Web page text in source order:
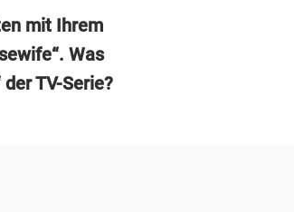
mit Ihrem
Was
TV-Serie?